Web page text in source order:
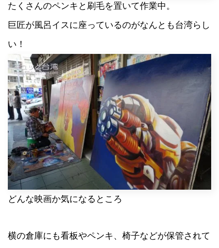
たくさんのペンキと刷毛を置いて作業中。
巨匠が風呂イスに座っているのがなんとも台湾らし
い！
どんな映画か気になるところ
横の倉庫にも看板やペンキ、椅子などが保管されて